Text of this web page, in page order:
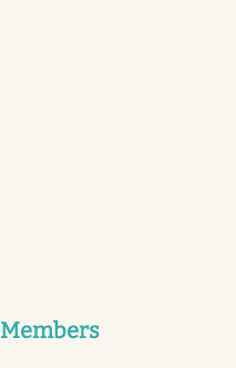
Members